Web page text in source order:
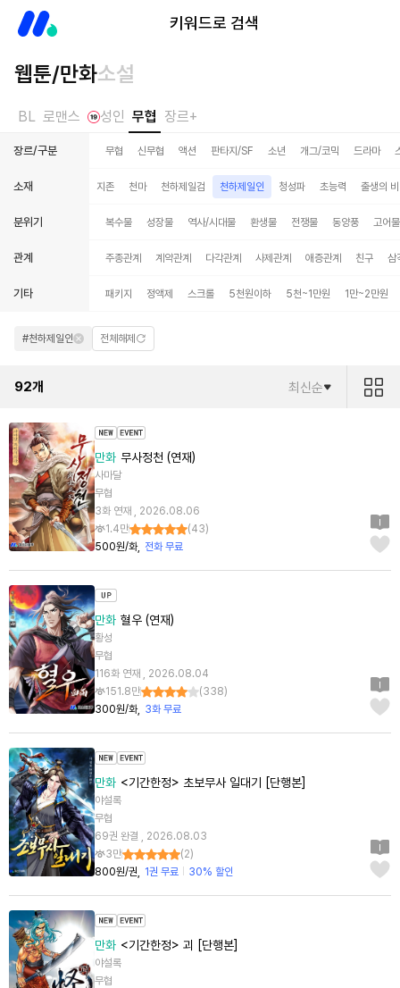
키워드로 검색
웹툰/만화소설
BL 로맨스 성인 무협 장르+
장르/구분 무협 신무협 액션 판타지/SF 소년 개그/코믹 드라마
소재
대전 지존 천마 천하제일검 천하제일인 청성파 초능력 출생의
분위기 복수물 성장물 역사/시대물 환생물 전쟁물 동양풍 고어물
관계 주종관계 계약관계 다각관계 사제관계 애증관계 친구 삼
기타 패키지 정액제 스크롤 5천원이하 5천~1만원 1만~2만원
#천하제일인 전체해제
92개 최신순
만화 무사정천 (연재)
사마달
무협
3화 연재 , 2026.08.06
1.4만
(43)
500원/화
전화 무료
만화 혈우 (연재)
황성
무협
116화 연재 , 2026.08.04
151.8만
(338)
300원/화
3화 무료
만화 <기간한정> 초보무사 일대기 [단행본]
야설록
무협
69권 완결 , 2026.08.03
3만
(2)
800원/권
1권 무료 30% 할인
만화 <기간한정> 괴 [단행본]
야설록
무협